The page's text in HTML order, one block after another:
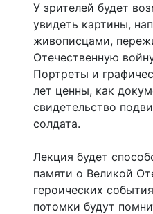
У зрителей будет
увидеть картины,
живописцами,
Отечественную
Портреты и
лет ценны, как
свидетельство
солдата.
Лекция будет
памяти о Великой
героических
потомки будут